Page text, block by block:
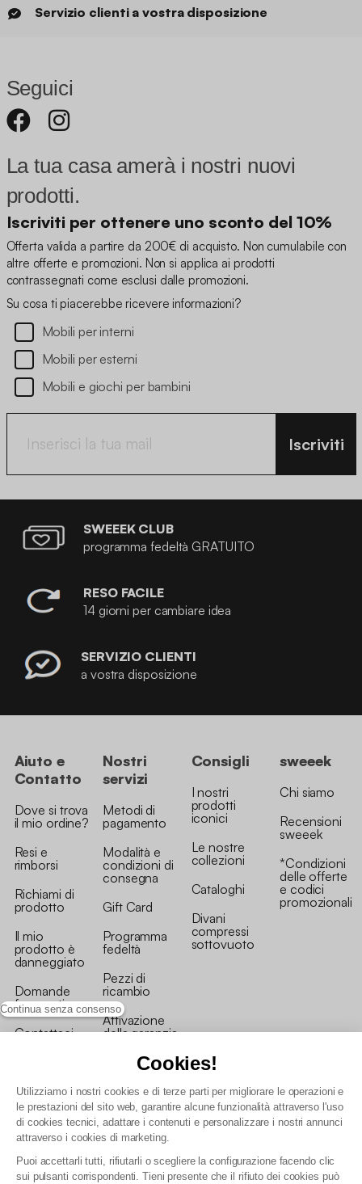
Continua senza consenso
Cookies!
Utilizziamo i nostri cookies e di terze parti per migliorare le operazioni e
le prestazioni del sito web, garantire alcune funzionalità attraverso l'uso
di cookies tecnici, adattare i contenuti e personalizzare i nostri annunci
attraverso i cookies di marketing.
Puoi accettarli tutti, rifiutarli o scegliere la configurazione facendo clic
sui pulsanti corrispondenti. Tieni presente che il rifiuto dei cookies può
Servizio clienti a vostra disposizione
Seguici
La tua casa amerà i nostri nuovi
prodotti.
Iscriviti per ottenere uno sconto del 10%
Offerta valida a partire da 200€ di acquisto. Non cumulabile con
altre offerte e promozioni. Non si applica ai prodotti
contrassegnati come esclusi dalle promozioni.
Su cosa ti piacerebbe ricevere informazioni?
Mobili per interni
Mobili per esterni
Mobili e giochi per bambini
Iscriviti
SWEEEK CLUB
programma fedeltà GRATUITO
RESO FACILE
14 giorni per cambiare idea
SERVIZIO CLIENTI
a vostra disposizione
Aiuto e
Contatto
Dove si trova
il mio ordine?
Resi e
rimborsi
Richiami di
prodotto
Il mio
prodotto è
danneggiato
Domande
frequenti
Contattaci
Nostri
servizi
Metodi di
pagamento
Modalità e
condizioni di
consegna
Gift Card
Programma
fedeltà
Pezzi di
ricambio
Attivazione
della garanzia
Consigli
I nostri
prodotti
iconici
Le nostre
collezioni
Cataloghi
Divani
compressi
sottovuoto
sweeek
Chi siamo
Recensioni
sweeek
*Condizioni
delle offerte
e codici
promozionali
Condizioni generali vendita
Politica di gestione dei dati personali e dei cookie